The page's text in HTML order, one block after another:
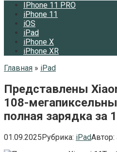
IPhone 11 PRO
iPhone 11
iOS
iPad
iPhone X
iPhone XR
Главная » iPad
Представлены
108-
полная зарядка за
01.09.2025Рубрика: iPadАвтор: